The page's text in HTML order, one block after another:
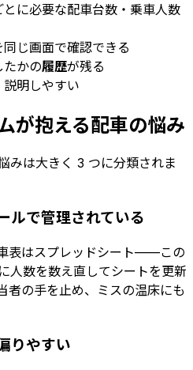
に必要な配車台数・乗車人数
じ画面で確認できる
たかの履歴が残る
明しやすい
が抱える配車の悩み
みは大きく 3 つに分類されま
ルで管理されている
表はスプレッドシート——この
人数を数え直してシートを更新
者の手を止め、ミスの温床にも
りやすい